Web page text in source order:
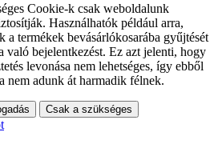
Cookie-k csak weboldalunk
Használhatók például arra,
a termékek bevásárlókosarába gyűjtését
való bejelentkezést. Ez azt jelenti, hogy
levonása nem lehetséges, így ebből
nem adunk át harmadik félnek.
Csak a szükséges